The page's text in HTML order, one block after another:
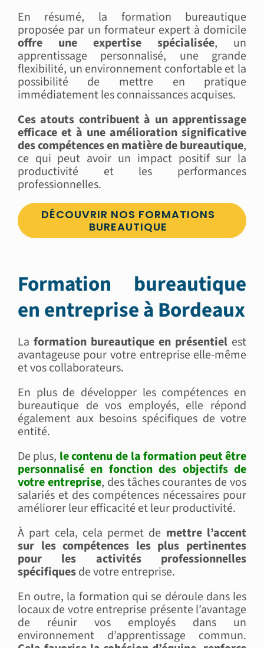
En résumé, la formation bureautique
proposée par un formateur expert à domicile
offre une expertise spécialisée, un
apprentissage personnalisé, une grande
flexibilité, un environnement confortable et la
possibilité de mettre en pratique
immédiatement les connaissances acquises.
Ces atouts contribuent à un apprentissage
efficace et à une amélioration significative
des compétences en matière de bureautique,
ce qui peut avoir un impact positif sur la
productivité et les performances
professionnelles.
DÉCOUVRIR NOS FORMATIONS
BUREAUTIQUE
Formation bureautique
en entreprise à Bordeaux
La formation bureautique en présentiel est
avantageuse pour votre entreprise elle-même
et vos collaborateurs.
En plus de développer les compétences en
bureautique de vos employés, elle répond
également aux besoins spécifiques de votre
entité.
De plus, le contenu de la formation peut être
personnalisé en fonction des objectifs de
votre entreprise, des tâches courantes de vos
salariés et des compétences nécessaires pour
améliorer leur efficacité et leur productivité.
À part cela, cela permet de mettre l’accent
sur les compétences les plus pertinentes
pour les activités professionnelles
spécifiquesde votre entreprise.
En outre, la formation qui se déroule dans les
locaux de votre entreprise présente l’avantage
de réunir vos employés dans un
environnement d’apprentissage commun.